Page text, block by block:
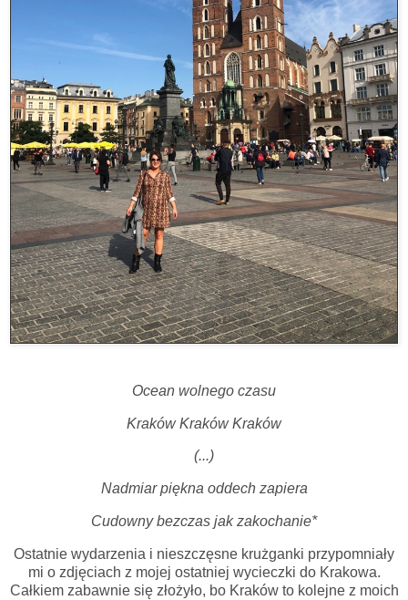
Ocean wolnego czasu
Kraków Kraków Kraków
(...)
Nadmiar piękna oddech zapiera
Cudowny bezczas jak zakochanie*
Ostatnie wydarzenia i nieszczęsne krużganki przypomniały
mi o zdjęciach z mojej ostatniej wycieczki do Krakowa.
Całkiem zabawnie się złożyło, bo Kraków to kolejne z moich